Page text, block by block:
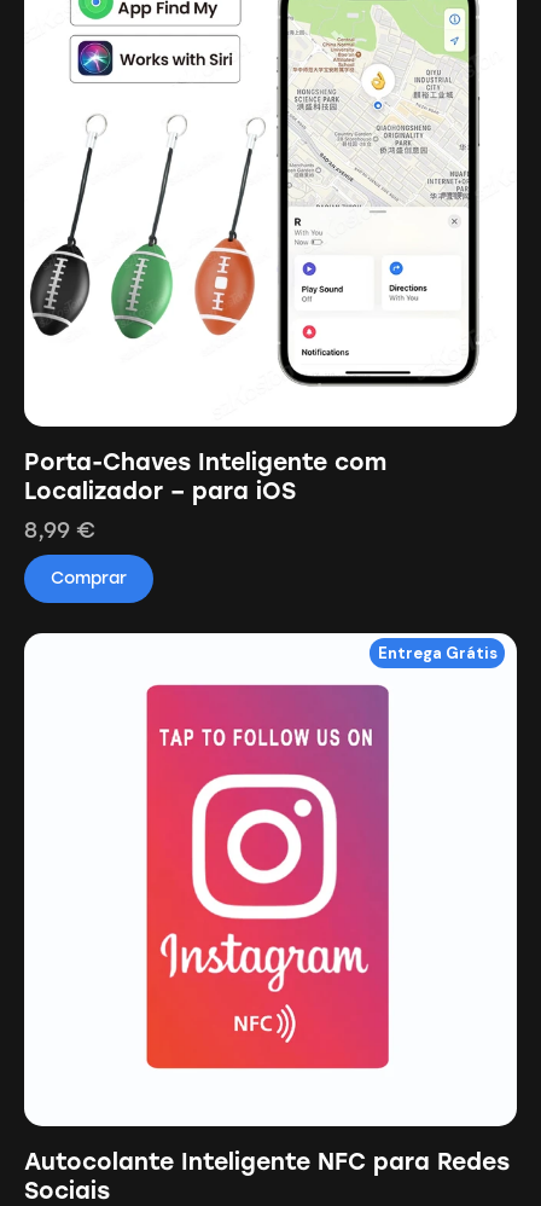
Porta-Chaves Inteligente com
Localizador – para iOS
8,99 €
Comprar
Entrega Grátis
Autocolante Inteligente NFC para Redes
Sociais